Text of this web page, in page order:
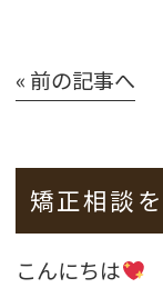
« 前の記事へ
矯正相談
こんにちは